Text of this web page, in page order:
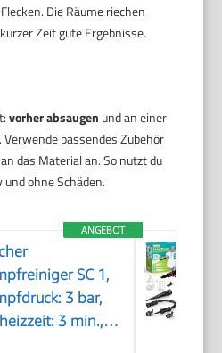
Die Räume riechen
Zeit gute Ergebnisse.
vorher absaugen und an einer
passendes Zubehör
das Material an. So nutzt du
ohne Schäden.
ANGEBOT
SC 1,
3 bar,
3 min.,